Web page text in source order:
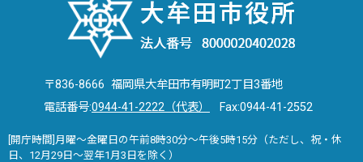
〒836-8666 福岡県大牟田市有明町2丁目3番地
電話番号:0944-41-2222（代表） Fax:0944-41-2552
[開庁時間]月曜～金曜日の午前8時30分～午後5時15分（ただし、祝・休
日、12月29日～翌年1月3日を除く）